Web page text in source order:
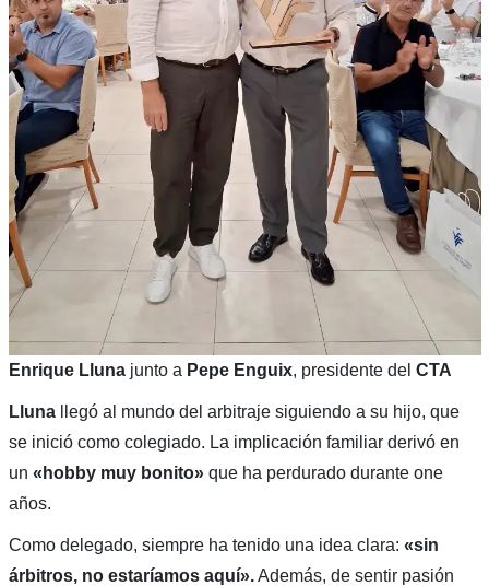
Enrique Llunajunto a Pepe Enguix, presidente del CTA
Llunallegó al mundo del arbitraje siguiendo a su hijo, que
se inició como colegiado. La implicación familiar derivó en
un «hobby muy bonito»que ha perdurado durante one
años.
Como delegado, siempre ha tenido una idea clara: «sin
árbitros, no estaríamos aquí».Además, de sentir pasión